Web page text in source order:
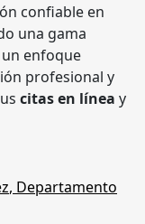
confiable en
una gama
enfoque
profesional y
citas en línea y
, Departamento